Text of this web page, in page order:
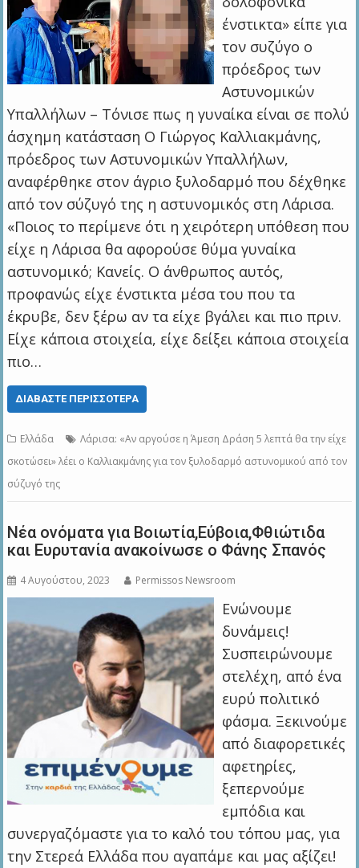
ένστικτα» είπε για
τον συζύγο ο
πρόεδρος των
Αστυνομικών
Υπαλλήλων – Τόνισε πως η γυναίκα είναι σε πολύ
άσχημη κατάσταση Ο Γιώργος Καλλιακμάνης,
πρόεδρος των Αστυνομικών Υπαλλήλων,
αναφέρθηκε στον άγριο ξυλοδαρμό που δέχθηκε
από τον σύζυγό της η αστυνομικός στη Λάρισα.
«Ποιος το περίμενε ότι η χειρότερη υπόθεση που
είχε η Λάρισα θα αφορούσε θύμα γυναίκα
αστυνομικό; Κανείς. Ο άνθρωπος αυτός,
προφανώς είχε ένστικτα μέσα του που τα
έκρυβε, δεν ξέρω αν τα είχε βγάλει και πιο πριν.
Είχε κάποια στοιχεία, είχε δείξει κάποια στοιχεία
πιο…
ΔΙΑΒΆΣΤΕ ΠΕΡΙΣΣΌΤΕΡΑ
Ελλάδα
Λάρισα: «Αν αργούσε η Άμεση Δράση 5 λεπτά θα την είχε
σκοτώσει» λέει ο Καλλιακμάνης για τον ξυλοδαρμό αστυνομικού από τον
σύζυγό της
Νέα ονόματα για Βοιωτία,Εύβοια,Φθιώτιδα
και Ευρυτανία ανακοίνωσε ο Φάνης Σπανός
4 Αυγούστου, 2023 Permissos Newsroom
Ενώνουμε
δυνάμεις!
Συσπειρώνουμε
στελέχη, από ένα
ευρύ πολιτικό
φάσμα. Ξεκινούμε
από διαφορετικές
αφετηρίες,
ξεπερνούμε
εμπόδια και
συνεργαζόμαστε για το καλό του τόπου μας, για
την Στερεά Ελλάδα που αγαπάμε και μας αξίζει!